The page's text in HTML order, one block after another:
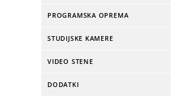
PROGRAMSKA OPREMA
STUDIJSKE KAMERE
VIDEO STENE
DODATKI